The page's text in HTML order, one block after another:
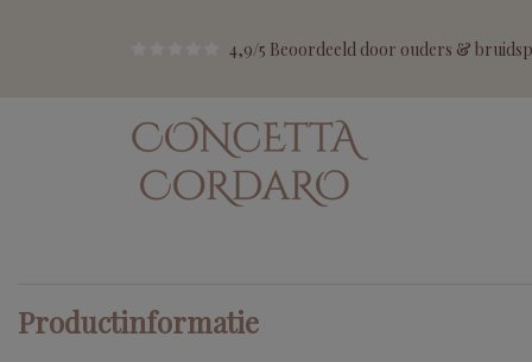
4,9/5 Beoordeeld door ouders &
Productinformatie